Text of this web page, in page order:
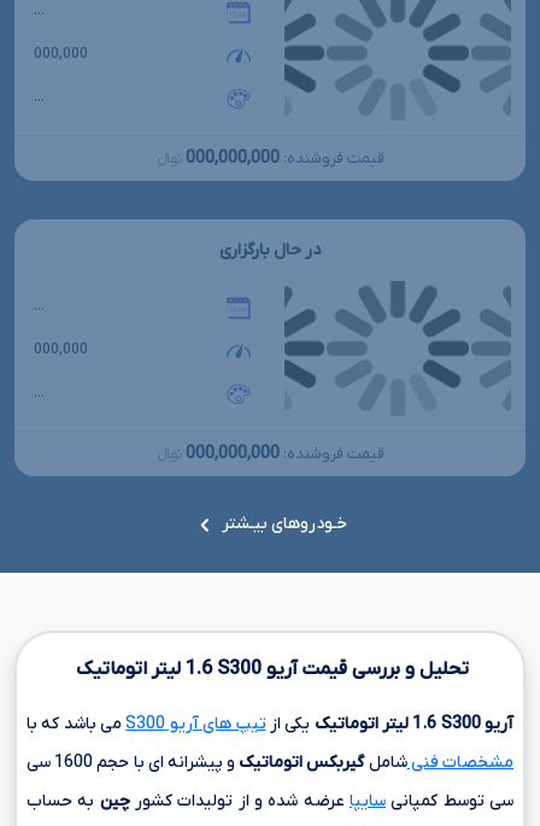
...
000,000
...
قیمت فروشنده: 000,000,000 تومانءءء
در حال بارگزاری
...
000,000
...
قیمت فروشنده: 000,000,000 تومانءءء
خـودروهای بیـشتر
تحلیل و بررسی قیمت آریو S300
1.6 لیتر اتوماتیک
آریوS300
1.6 لیتر اتوماتیک یکی از تیپ های آریو S300
می باشد که با
مشخصات فنیشاملگیربکس اتوماتیک و پیشرانه ای با حجم
1600 سی
سیتوسط کمپانی سایپاعرضه شده و از تولیدات کشورچین به حساب